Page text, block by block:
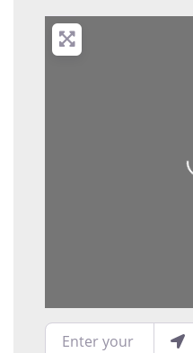
Enter your location